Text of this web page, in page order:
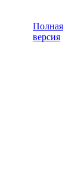
Полная
версия